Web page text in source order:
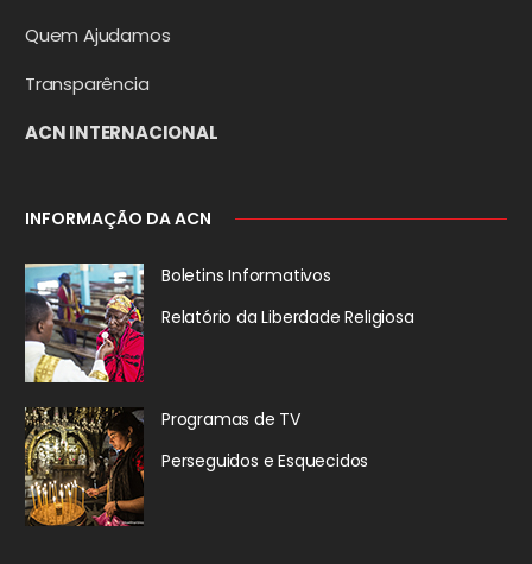
Quem Ajudamos
Transparência
ACN INTERNACIONAL
INFORMAÇÃO DA ACN
Boletins Informativos
Relatório da Liberdade Religiosa
Programas de TV
Perseguidos e Esquecidos